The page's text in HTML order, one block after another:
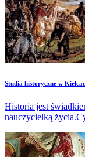
Studia historyczne w
Historia jest
nauczycielką